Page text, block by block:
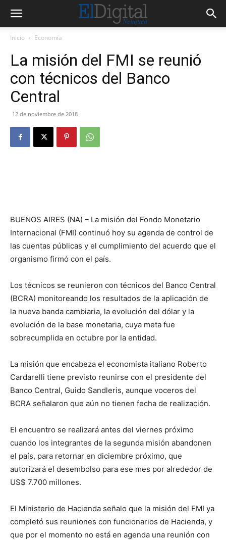
Inicio Economía
La misión del FMI se reunió
con técnicos del Banco
Central
12 de noviembre de 2018
BUENOS AIRES (NA) – La misión del Fondo Monetario
Internacional (FMI) continuó hoy su agenda de control de
las cuentas públicas y el cumplimiento del acuerdo que el
organismo firmó con el país.
Los técnicos se reunieron con técnicos del Banco Central
(BCRA) monitoreando los resultados de la aplicación de
la nueva banda cambiaria, la evolución del dólar y la
evolución de la base monetaria, cuya meta fue
sobrecumplida en octubre por la entidad.
La misión que encabeza el economista italiano Roberto
Cardarelli tiene previsto reunirse con el presidente del
Banco Central, Guido Sandleris, aunque voceros del
BCRA señalaron que aún no tienen fecha de realización.
El encuentro se realizará antes del viernes próximo
cuando los integrantes de la segunda misión abandonen
el país, para retornar en diciembre próximo, que
autorizará el desembolso para ese mes por alrededor de
US$ 7.700 millones.
El Ministerio de Hacienda señalo que la misión del FMI ya
completó sus reuniones con funcionarios de Hacienda, y
que por el momento no está en agenda una reunión con